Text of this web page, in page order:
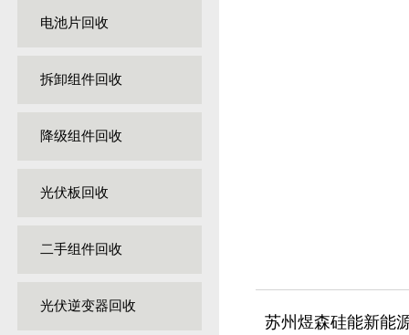
电池片回收
拆卸组件回收
降级组件回收
光伏板回收
二手组件回收
光伏逆变器回收
苏州煜森硅能新能